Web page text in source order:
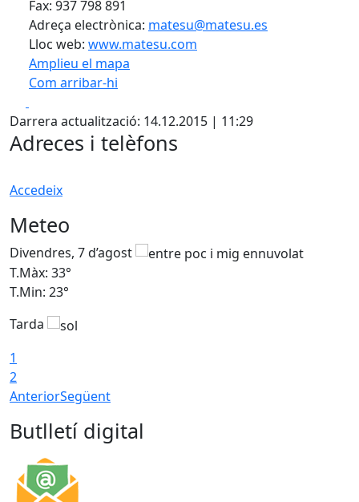
Fax: 937 798 891
Adreça electrònica: matesu@matesu.es
Lloc web: www.matesu.com
Amplieu el mapa
Com arribar-hi
+
−
Darrera actualització: 14.12.2015 | 11:29
Adreces i telèfons
Accedeix
Meteo
Divendres, 7 d’agost
T.Màx: 33°
T.Min: 23°
Tarda
1
2
AnteriorSegüent
Butlletí digital